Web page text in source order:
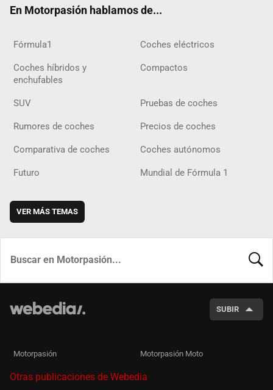
En Motorpasión hablamos de...
Fórmula1 Coches eléctricos
Coches híbridos y
enchufables
Compactos
SUV Pruebas de coches
Rumores de coches Precios de coches
Comparativa de coches Coches autónomos
Futuro Mundial de Fórmula 1
VER MÁS TEMAS
SUBIR
Motorpasión Motorpasión Moto
Otras publicaciones de Webedia